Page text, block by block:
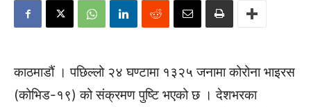
काठमाडौं । पछिल्लो २४ घण्टामा १३२५ जनामा कोरोना भाइरस
(कोभिड-१९) को संक्रमण पुष्टि भएको छ । देशभरका